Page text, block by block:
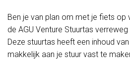
Ben je van plan om met je fiets op
de AGU Venture Stuurtas
Deze stuurtas heeft een inhoud
makkelijk aan je stuur vast te